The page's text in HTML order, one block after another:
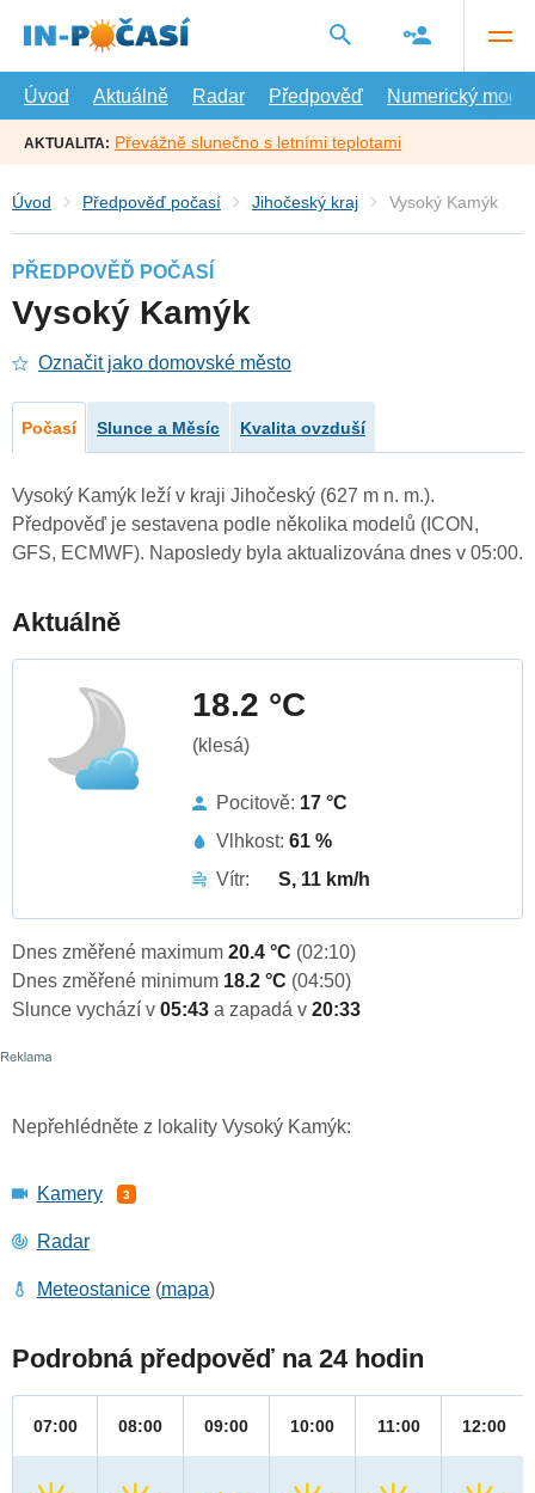
hlavní
Úvod
Aktuálně Radar Předpověď Numerický model
AKTUALITA: Převážně slunečno s letními teplotami
Úvod Předpověď počasí Jihočeský kraj Vysoký Kamýk
PŘEDPOVĚĎ POČASÍ
Vysoký Kamýk
Označit jako domovské město
Počasí Slunce a Měsíc Kvalita ovzduší
Vysoký Kamýk leží v kraji Jihočeský (627 m n. m.).
Předpověď je sestavena podle několika modelů (ICON,
GFS, ECMWF). Naposledy byla aktualizována dnes v 05:00.
Aktuálně
18.2 °C
(klesá)
Pocitově: 17 °C
Vlhkost: 61 %
Vítr:
S, 11 km/h
Dnes změřené maximum 20.4 °C (02:10)
Dnes změřené minimum 18.2 °C (04:50)
Slunce vychází v 05:43 a zapadá v 20:33
Nepřehlédněte z lokality Vysoký Kamýk:
Kamery 3
Radar
Meteostanice (mapa)
Podrobná předpověď na 24 hodin
07:00 08:00 09:00 10:00 11:00 12:00